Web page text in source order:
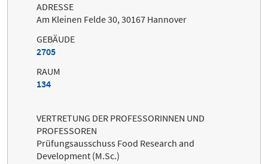
ADRESSE
Am Kleinen Felde 30, 30167 Hannover
GEBÄUDE
2705
RAUM
134
VERTRETUNG DER PROFESSORINNEN UND
PROFESSOREN
Prüfungsausschuss Food Research and
Development (M.Sc.)